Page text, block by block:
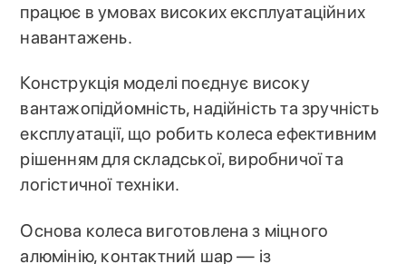
працює в умовах високих експлуатаційних
навантажень.
Конструкція моделі поєднує високу
вантажопідйомність, надійність та зручність
експлуатації, що робить колеса ефективним
рішенням для складської, виробничої та
логістичної техніки.
Основа колеса виготовлена з міцного
алюмінію, контактний шар — із